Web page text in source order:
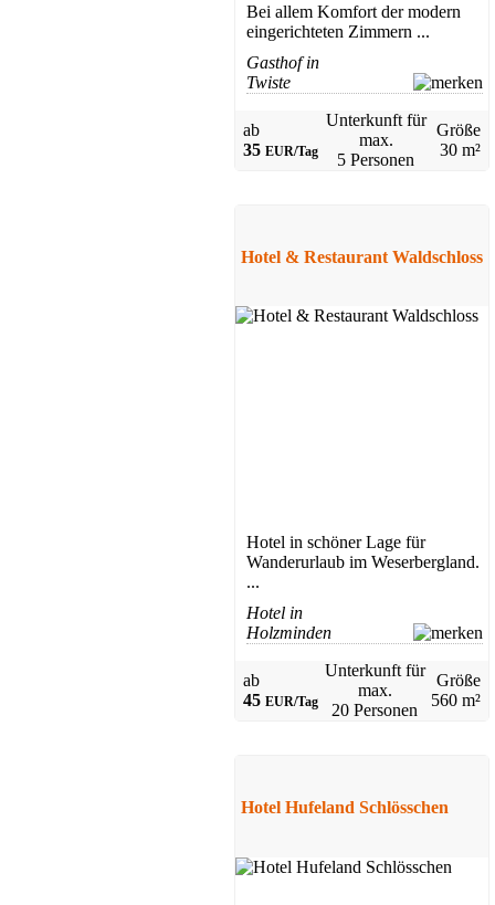
Bei allem Komfort der modern
eingerichteten Zimmern ...
Gasthof in
Twiste
ab
35 EUR/Tag
Unterkunft für
max.
5 Personen
Größe
30 m²
Hotel & Restaurant Waldschloss
Hotel in schöner Lage für
Wanderurlaub im Weserbergland.
...
Hotel in
Holzminden
ab
45 EUR/Tag
Unterkunft für
max.
20 Personen
Größe
560 m²
Hotel Hufeland Schlösschen